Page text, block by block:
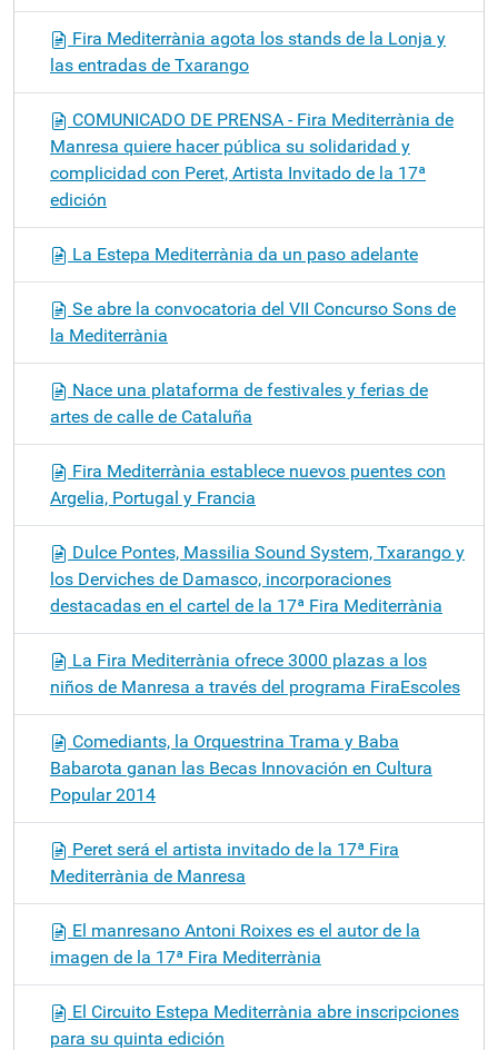
Fira Mediterrània agota los stands de la Lonja y
las entradas de Txarango
COMUNICADO DE PRENSA - Fira Mediterrània de
Manresa quiere hacer pública su solidaridad y
complicidad con Peret, Artista Invitado de la 17ª
edición
La Estepa Mediterrània da un paso adelante
Se abre la convocatoria del VII Concurso Sons de
la Mediterrània
Nace una plataforma de festivales y ferias de
artes de calle de Cataluña
Fira Mediterrània establece nuevos puentes con
Argelia, Portugal y Francia
Dulce Pontes, Massilia Sound System, Txarango y
los Derviches de Damasco, incorporaciones
destacadas en el cartel de la 17ª Fira Mediterrània
La Fira Mediterrània ofrece 3000 plazas a los
niños de Manresa a través del programa FiraEscoles
Comediants, la Orquestrina Trama y Baba
Babarota ganan las Becas Innovación en Cultura
Popular 2014
Peret será el artista invitado de la 17ª Fira
Mediterrània de Manresa
El manresano Antoni Roixes es el autor de la
imagen de la 17ª Fira Mediterrània
El Circuito Estepa Mediterrània abre inscripciones
para su quinta edición